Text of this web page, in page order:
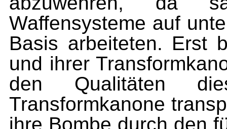
Waffensysteme auf
Basis arbeiteten. Erst
und ihrer
den Qualitäten
Transformkanone
ihre Bombe durch den